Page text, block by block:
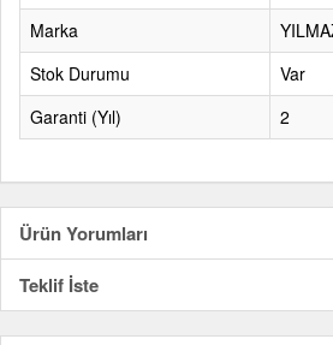
Marka
Stok Durumu
Var
Garanti (Yıl)
2
Ürün Yorumları
Teklif İste